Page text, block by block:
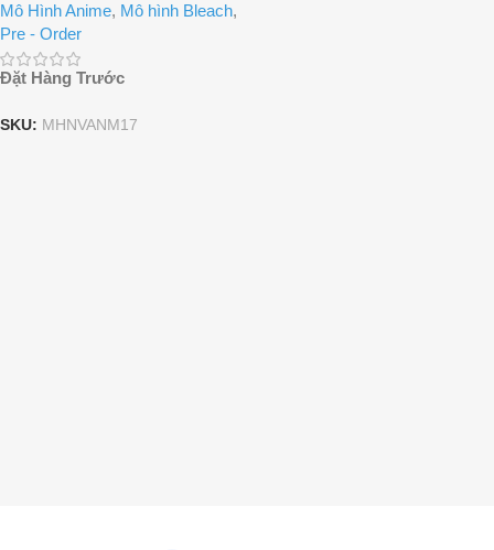
Mô Hình Anime, Mô hình Bleach,
Pre - Order
Đặt Hàng Trước
SKU: MHNVANM17